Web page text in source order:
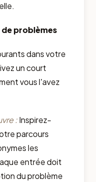
de problèmes
dans votre
un court
vous l'avez
:Inspirez-
parcours
les
entrée doit
du problème